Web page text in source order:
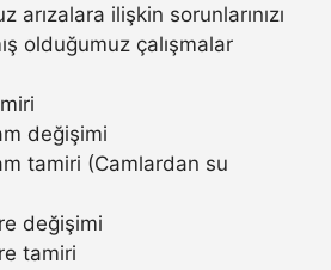
arızalara ilişkin sorunlarınızı
olduğumuz çalışmalar
değişimi
tamiri (Camlardan su
değişimi
tamiri